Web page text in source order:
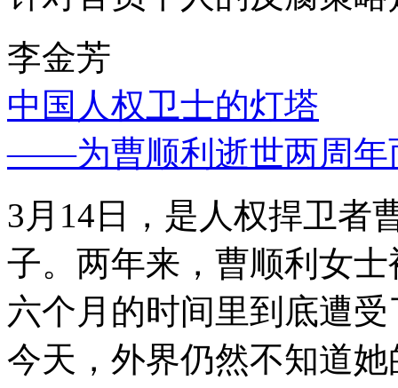
李金芳
中国人权卫士的灯塔
——为曹顺利逝世两周年
3月14日，是人权捍卫者
子。两年来，曹顺利女
六个月的时间里到底遭
今天，外界仍然不知道